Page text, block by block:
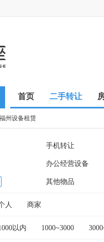
首页 二手转让
福州设备租赁
手机转让
办公经营设备
其他物品
人 商家
以内 1000~3000